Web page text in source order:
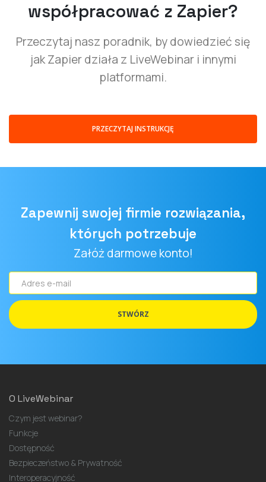
współpracować z Zapier?
Przeczytaj nasz poradnik, by dowiedzieć się
jak Zapier działa z LiveWebinar i innymi
platformami.
PRZECZYTAJ INSTRUKCJĘ
Zapewnij swojej firmie rozwiązania,
których potrzebuje
Załóż darmowe konto!
Adres
e-
mail
STWÓRZ
O LiveWebinar
Czym jest webinar?
Funkcje
Dostępność
Bezpieczeństwo & Prywatność
Interoperacyjność